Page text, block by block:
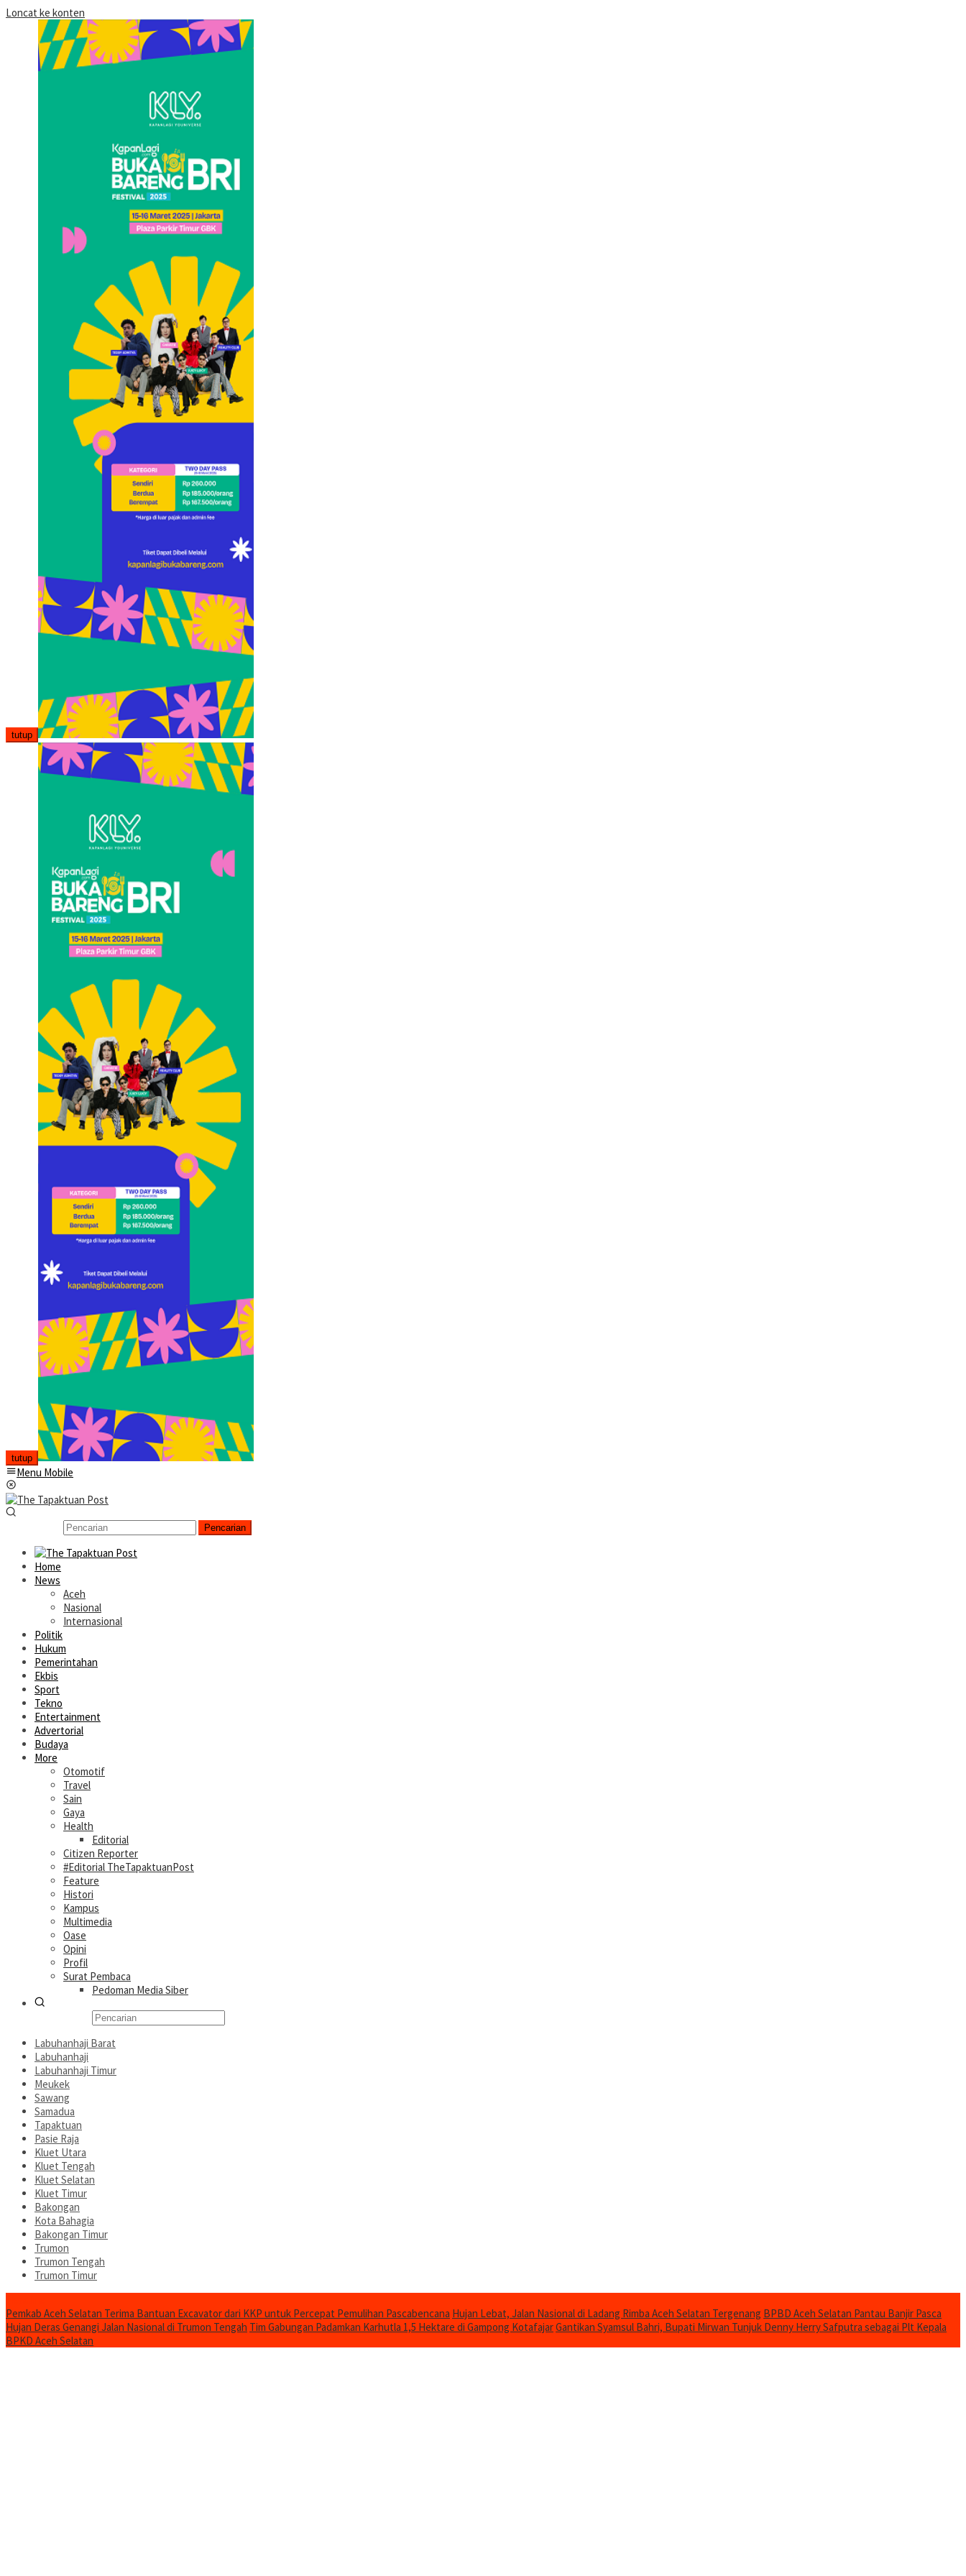
Loncat ke konten
tutup
tutup
Menu Mobile
Pencarian
Home
News
Aceh
Nasional
Internasional
Politik
Hukum
Pemerintahan
Ekbis
Sport
Tekno
Entertainment
Advertorial
Budaya
More
Otomotif
Travel
Sain
Gaya
Health
Editorial
Citizen Reporter
#Editorial TheTapaktuanPost
Feature
Histori
Kampus
Multimedia
Oase
Opini
Profil
Surat Pembaca
Pedoman Media Siber
Labuhanhaji Barat
Labuhanhaji
Labuhanhaji Timur
Meukek
Sawang
Samadua
Tapaktuan
Pasie Raja
Kluet Utara
Kluet Tengah
Kluet Selatan
Kluet Timur
Bakongan
Kota Bahagia
Bakongan Timur
Trumon
Trumon Tengah
Trumon Timur
Pemkab Aceh Selatan Terima Bantuan Excavator dari KKP untuk Percepat Pemulihan Pascabencana Hujan Lebat, Jalan Nasional di Ladang Rimba Aceh Selatan Tergenang BPBD Aceh Selatan Pantau Banjir Pasca
Hujan Deras Genangi Jalan Nasional di Trumon Tengah Tim Gabungan Padamkan Karhutla 1,5 Hektare di Gampong KotafajarGantikan Syamsul Bahri, Bupati Mirwan Tunjuk Denny Herry Safputra sebagai Plt Kepala
BPKD Aceh Selatan